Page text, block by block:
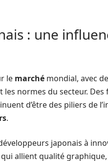
: une
le marché mondial, avec
normes du secteur. Des
d’être des piliers de
.
japonais à
qui allient qualité